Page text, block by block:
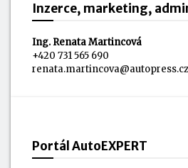
Inzerce, marketing,
Ing. Renata Martincová
+420 731 565 690
renata.martincova@autopress.cz
Portál AutoEXPERT